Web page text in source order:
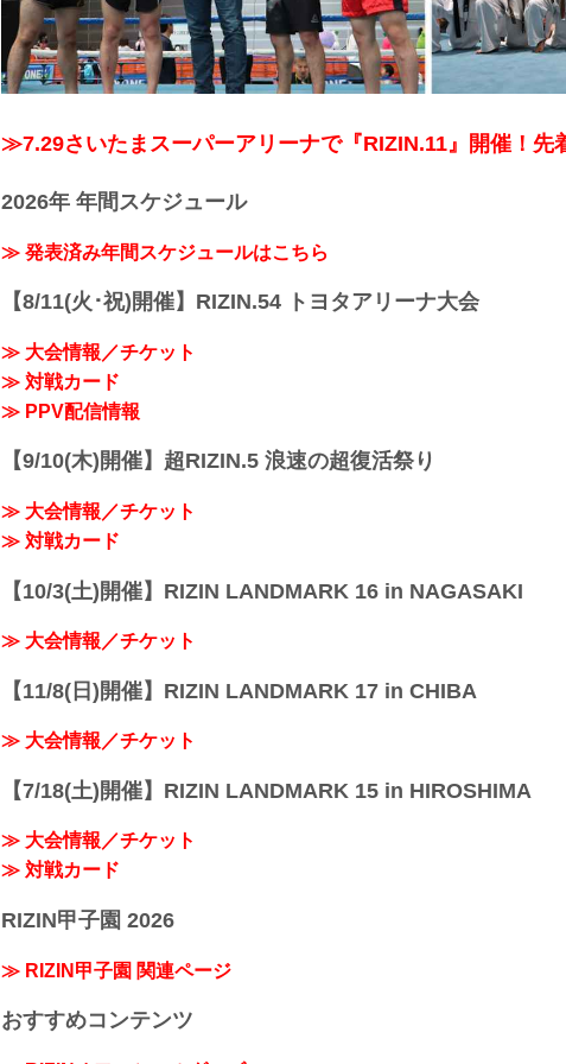
≫7.29さいたまスーパーアリーナで『RIZIN.11』開催！先
2026年 年間スケジュール
≫ 発表済み年間スケジュールはこちら
【8/11(火･祝)開催】RIZIN.54 トヨタアリーナ大会
≫ 大会情報／チケット
≫ 対戦カード
≫ PPV配信情報
【9/10(木)開催】超RIZIN.5 浪速の超復活祭り
≫ 大会情報／チケット
≫ 対戦カード
【10/3(土)開催】RIZIN LANDMARK 16 in NAGASAKI
≫ 大会情報／チケット
【11/8(日)開催】RIZIN LANDMARK 17 in CHIBA
≫ 大会情報／チケット
【7/18(土)開催】RIZIN LANDMARK 15 in HIROSHIMA
≫ 大会情報／チケット
≫ 対戦カード
RIZIN甲子園 2026
≫ RIZIN甲子園 関連ページ
おすすめコンテンツ